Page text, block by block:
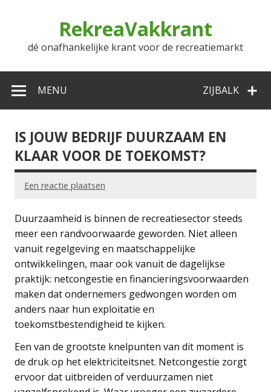
RekreaVakkrant
dé onafhankelijke krant voor de recreatiemarkt
ZIJBALK
MENU
IS JOUW BEDRIJF DUURZAAM EN
KLAAR VOOR DE TOEKOMST?
Een reactie plaatsen
Duurzaamheid is binnen de recreatiesector steeds
meer een randvoorwaarde geworden. Niet alleen
vanuit regelgeving en maatschappelijke
ontwikkelingen, maar ook vanuit de dagelijkse
praktijk: netcongestie en financieringsvoorwaarden
maken dat ondernemers gedwongen worden om
anders naar hun exploitatie en
toekomstbestendigheid te kijken.
Een van de grootste knelpunten van dit moment is
de druk op het elektriciteitsnet. Netcongestie zorgt
ervoor dat uitbreiden of verduurzamen niet